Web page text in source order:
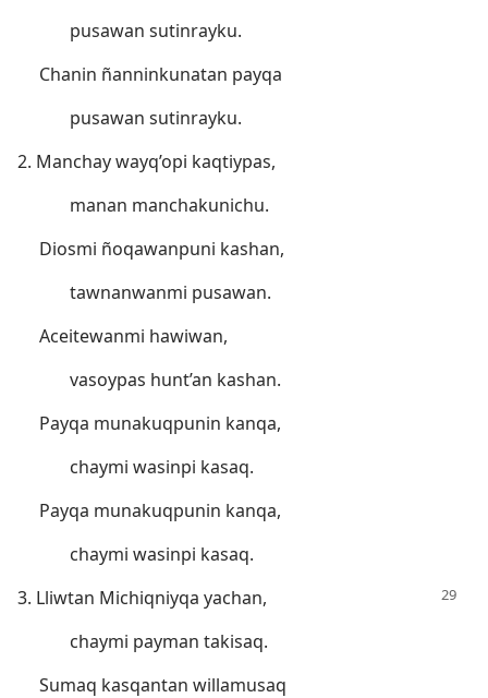
pusawan sutinrayku.
Chanin ñanninkunatan payqa
pusawan sutinrayku.
2. Manchay wayq’opi kaqtiypas,
manan manchakunichu.
Diosmi ñoqawanpuni kashan,
tawnanwanmi pusawan.
Aceitewanmi hawiwan,
vasoypas hunt’an kashan.
Payqa munakuqpunin kanqa,
chaymi wasinpi kasaq.
Payqa munakuqpunin kanqa,
chaymi wasinpi kasaq.
3. Lliwtan Michiqniyqa yachan,
chaymi payman takisaq.
Sumaq kasqantan willamusaq